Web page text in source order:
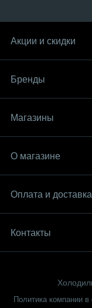
Акции и скидки
Бренды
Магазины
О магазине
Оплата и доставка
Контакты
Политика компании